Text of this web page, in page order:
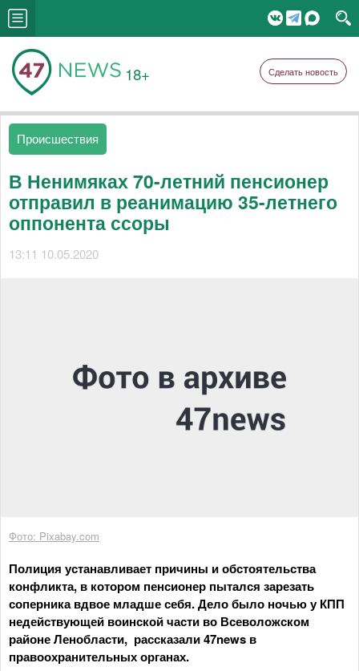
18+ Сделать новость
Происшествия
В Ненимяках 70-летний пенсионер
отправил в реанимацию 35-летнего
оппонента ссоры
13:11 10.05.2020
Фото: Pixabay.com
Полиция устанавливает причины и обстоятельства
конфликта, в котором пенсионер пытался зарезать
соперника вдвое младше себя. Дело было ночью у КПП
недействующей воинской части во Всеволожском
районе Ленобласти, рассказали 47news в
правоохранительных органах.